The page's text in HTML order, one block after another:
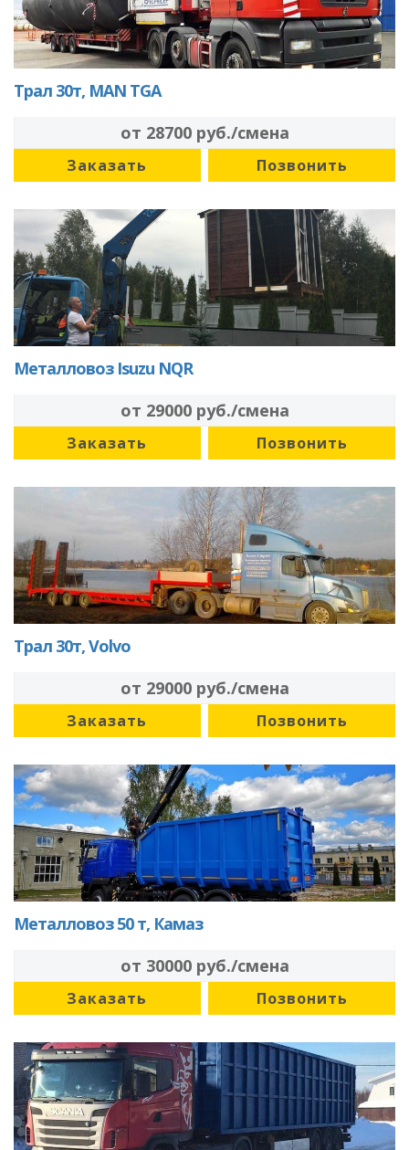
Трал 30т, MAN TGA
от 28700 руб./смена
Заказать Позвонить
Металловоз Isuzu NQR
от 29000 руб./смена
Заказать Позвонить
Трал 30т, Volvo
от 29000 руб./смена
Заказать Позвонить
Металловоз 50 т, Камаз
от 30000 руб./смена
Заказать Позвонить